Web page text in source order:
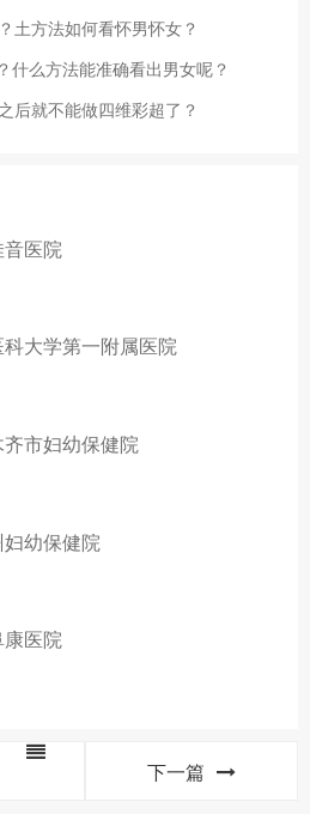
土方法如何看怀男怀女？
什么方法能准确看出男女呢？
后就不能做四维彩超了？
医院
大学第一附属医院
市妇幼保健院
幼保健院
医院
下一篇